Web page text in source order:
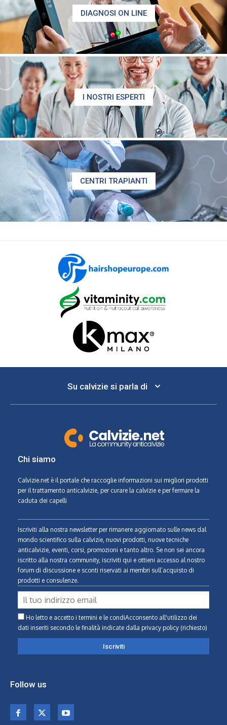
DIAGNOSI ON LINE
I NOSTRI ESPERTI
CENTRI TRAPIANTI
Su calvizie si parla di
Chi siamo
Calvizie.net è il portale che raccoglie informazioni sui migliori prodotti
per il trattamento anticalvizie, per curare la calvizie e per fermare la
caduta dei capelli
Iscriviti alla nostra newsletter per rimanere aggiornato sulle news dal
mondo scientifico sulla calvizie, nuovi prodotti, nuove tecniche
anticalvizie, eventi, corsi, promozioni e tanto altro. Se non sei ancora
iscritto alla nostra community, iscriviti qui e ottieni accesso al nostro
forum di discussione e sconti riservati ai membri sull’acquisto di
prodotti e consulenze.
Ho letto e accetto i termini e le condiAcconsento all'utilizzo dei
dati inseriti secondo le finalità indicate dalla privacy policy (richiesto)
Follow us